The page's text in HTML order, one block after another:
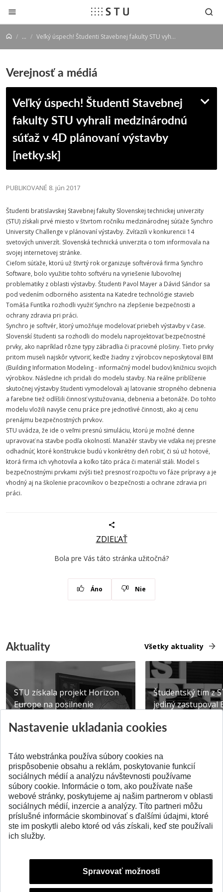
Prejsť na obsah
... Veľký úspech! Študenti Stavebnej fakulty STU vyhrali medzinárodnú súťaž v 4D plánovaní výstavby [netky.sk]
Verejnosť a médiá
Veľký úspech! Študenti Stavebnej
fakulty STU vyhrali medzinárodnú
súťaž v 4D plánovaní výstavby
[netky.sk]
PUBLIKOVANÉ 8. jún 2017
Študenti bratislavskej Stavebnej fakulty Slovenskej technickej univerzity
(STU) získali prvé miesto v štvrtom ročníku medzinárodnej súťaže Synchro
University Challenge v plánovaní výstavby. Zvíťazili v konkurencii 14
svetových univerzít. Slovenská technická univerzita o tom informovala na
svojej internetovej stránke.
Cieľom súťaže, ktorú už štvrtý rok organizuje softvérová firma Synchro
Software, bolo využitie tohto softvéru na vyriešenie ľubovoľnej
problematiky z oblasti výstavby. Študenti Pavol Mayer a Dávid Sándor sa
pod vedením odborného asistenta na Katedre technológie stavieb
Tomáša Funtíka rozhodli využiť Synchro na zlepšenie bezpečnosti a
ochrany zdravia pri práci.
Synchro je softvér, ktorý umožňuje modelovať priebeh výstavby v čase.
Slovenskí študenti sa rozhodli do modelu naprojektovať bezpečnostné
prvky, ako napríklad rôzne typy zábradlia či pracovné plošiny. Tieto prvky
pritom museli najskôr vytvoriť, keďže žiadny z výrobcov neposkytoval BIM
(Building Information Modeling - informačný model budov) knižnicu svojich
výrobkov. Následne ich pridali do modelu stavby. Na reálne priblíženie
skutočnej výstavby študenti vymodelovali aj latovanie stropného debnenia
a farebne tiež odlíšili činnosť vystužovania, debnenia a betonáže. Do tohto
modelu vložili navyše cenu práce pre jednotlivé činnosti, ako aj cenu
prenájmu bezpečnostných prvkov.
STU uvádza, že ide o veľmi presnú simuláciu, ktorú je možné denne
upravovať na stavbe podľa okolností. Manažér stavby vie vďaka nej presne
odhadnúť, ktoré konštrukcie budú v konkrétny deň robiť, či sú už hotové,
ktorá firma ich vyhotovila a koľko táto práca či materiál stáli. Model s
bezpečnostnými prvkami zvýši tiež presnosť rozpočtu vo fáze prípravy a je
vhodný aj na školenie pracovníkov o bezpečnosti a ochrane zdravia pri
práci.
ZDIEĽAŤ
Bola pre Vás táto stránka užitočná?
Áno Nie
Aktuality Všetky aktuality
STU získala projekt Horizon
Europe na posilnenie
Publikované 31.07.2026
Študentský tím z
jediný zastupoval
Publikované
SPÄŤ NA VRCH
Nastavenie ukladania cookies
Táto webstránka používa súbory cookies na
prispôsobenie obsahu a reklám, poskytovanie funkcií
sociálnych médií a analýzu návštevnosti používame
súbory cookie. Informácie o tom, ako používate naše
webové stránky, poskytujeme aj našim partnerom v oblasti
sociálnych médií, inzercie a analýzy. Títo partneri môžu
príslušné informácie skombinovať s ďalšími údajmi, ktoré
ste im poskytli alebo ktoré od vás získali, keď ste používali
ich služby.
Spravovať možnosti